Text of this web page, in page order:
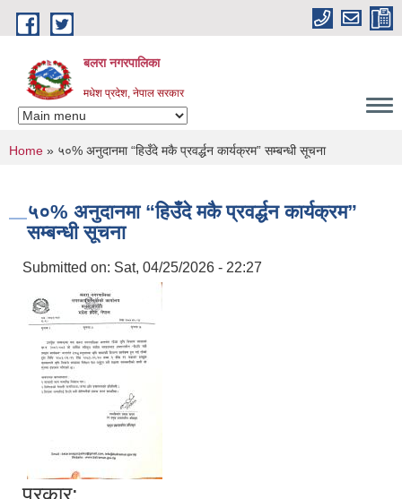
Skip to main content
बलरा नगरपालिका
मधेश प्रदेश, नेपाल सरकार
You are here
Home » ५०% अनुदानमा “हिउँदे मकै प्रवर्द्धन कार्यक्रम” सम्बन्धी सूचना
५०% अनुदानमा “हिउँदे मकै प्रवर्द्धन कार्यक्रम”
सम्बन्धी सूचना
Submitted on: Sat, 04/25/2026 - 22:27